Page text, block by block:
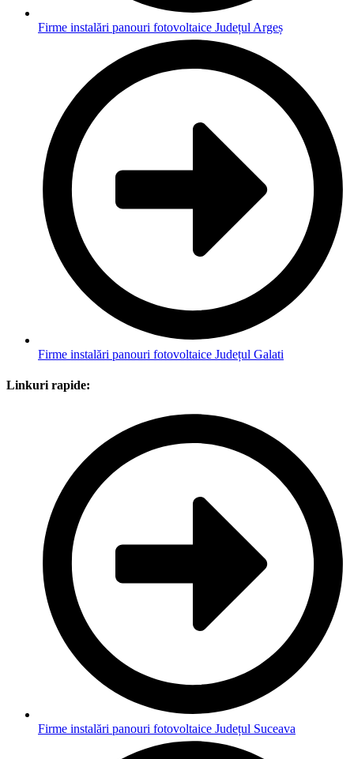
Firme instalări panouri fotovoltaice Județul Argeș
Firme instalări panouri fotovoltaice Județul Galati
Linkuri rapide:
Firme instalări panouri fotovoltaice Județul Suceava